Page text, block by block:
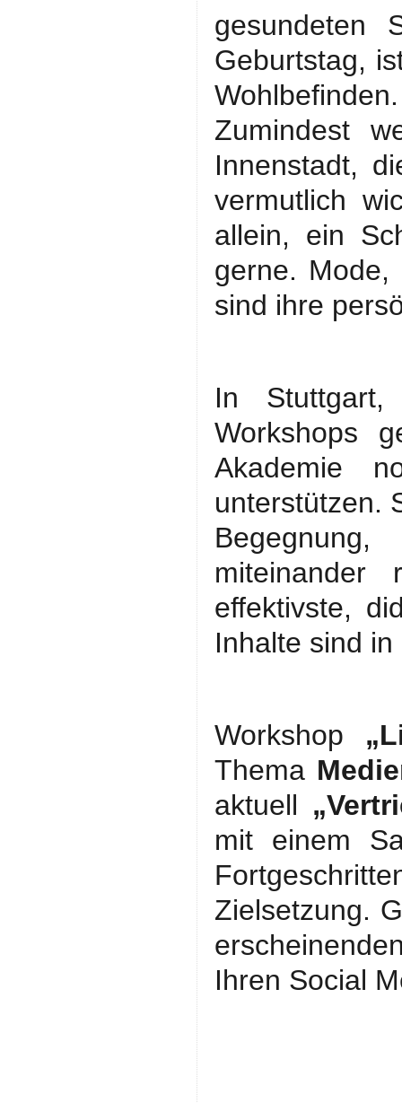
gesundeten
Geburtstag,
Zumindest
Innenstadt,
vermutlich
allein, ein
gerne. Mode,
sind ihre
In
Workshops
Akademie
unterstützen.
effektivste,
Inhalte sind
Workshop
Thema
aktuell
mit einem
Zielsetzung.
Ihren Social